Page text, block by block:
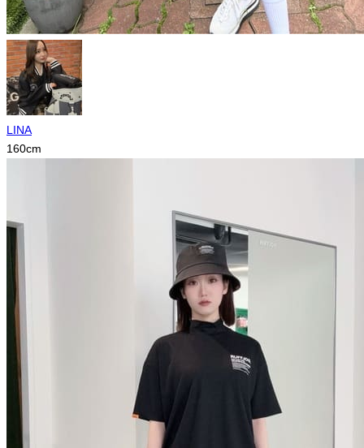
LINA
160cm